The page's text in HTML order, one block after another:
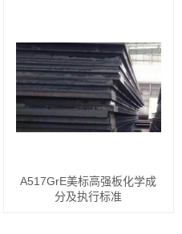
A517GrE美标高强板化学成
分及执行标准